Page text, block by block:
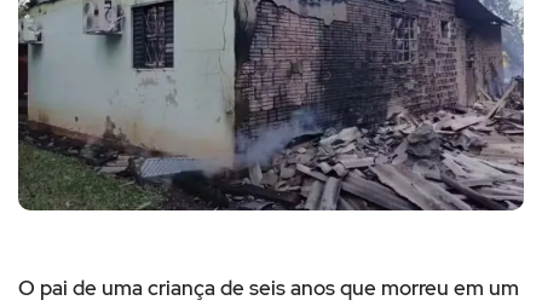
O pai de uma criança de seis anos que morreu em um